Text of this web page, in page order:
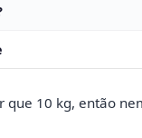
que 10 kg, então